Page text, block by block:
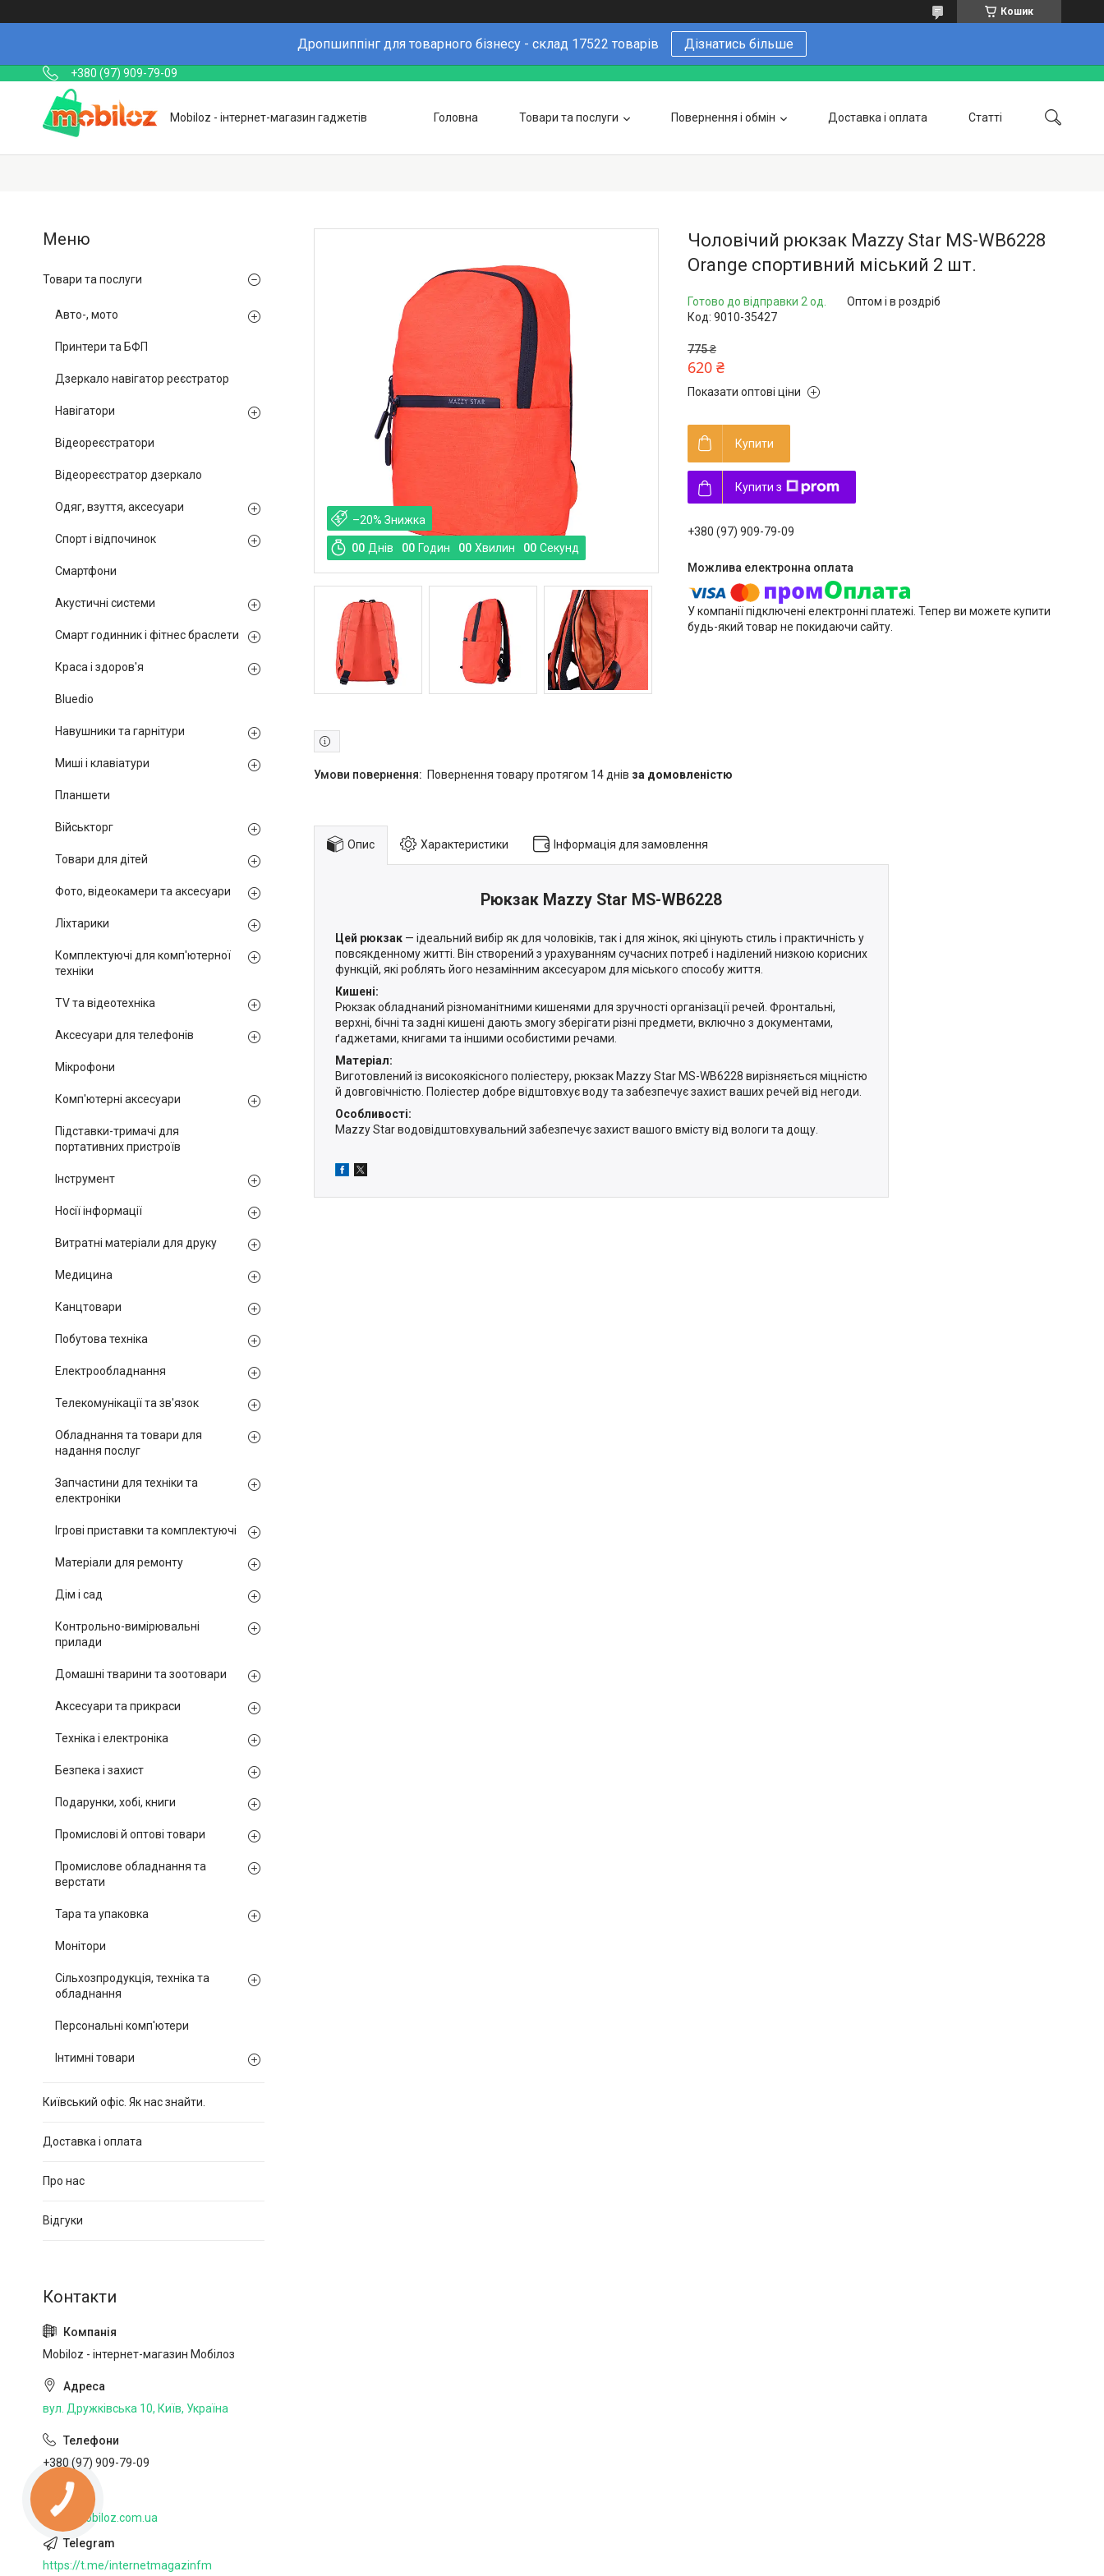
Кошик
Дропшиппінг для товарного бізнесу - склад 17522 товарів Дізнатись більше
+380 (97) 909-79-09
Mobiloz - інтернет-магазин гаджетів Головна Товари та послуги Повернення і обмін Доставка і оплата Статті
Оптовим покупцям Напишіть нам в Telegram Фотогалерея
–20%
00 Днів 00 Годин 00 Хвилин 00 Секунд
Чоловічий рюкзак Mazzy Star MS-WB6228
Orange спортивний міський 2 шт.
Готово до відправки 2 од.
Оптом і в роздріб
Код: 9010-35427
775 ₴
620 ₴
Показати оптові ціни
Купити
Купити з
+380 (97) 909-79-09
У компанії підключені електронні платежі. Тепер ви можете купити
будь-який товар не покидаючи сайту.
повернення товару протягом 14 днів за домовленістю
Опис Характеристики Інформація для замовлення
Рюкзак Mazzy Star MS-WB6228
Цей рюкзак — ідеальний вибір як для чоловіків, так і для жінок, які цінують стиль і практичність у
повсякденному житті. Він створений з урахуванням сучасних потреб і наділений низкою корисних
функцій, які роблять його незамінним аксесуаром для міського способу життя.
Кишені:
Рюкзак обладнаний різноманітними кишенями для зручності організації речей. Фронтальні,
верхні, бічні та задні кишені дають змогу зберігати різні предмети, включно з документами,
ґаджетами, книгами та іншими особистими речами.
Матеріал:
Виготовлений із високоякісного поліестеру, рюкзак Mazzy Star MS-WB6228 вирізняється міцністю
й довговічністю. Поліестер добре відштовхує воду та забезпечує захист ваших речей від негоди.
Особливості:
Mazzy Star водовідштовхувальний забезпечує захист вашого вмісту від вологи та дощу.
Товари та послуги
Авто-, мото
Принтери та БФП
Дзеркало навігатор реєстратор
Навігатори
Відеореєстратори
Відеореєстратор дзеркало
Одяг, взуття, аксесуари
Спорт і відпочинок
Смартфони
Акустичні системи
Смарт годинник і фітнес браслети
Краса і здоров'я
Bluedio
Навушники та гарнітури
Миші і клавіатури
Планшети
Військторг
Товари для дітей
Фото, відеокамери та аксесуари
Ліхтарики
Комплектуючі для комп'ютерної
техніки
TV та відеотехніка
Аксесуари для телефонів
Мікрофони
Комп'ютерні аксесуари
Підставки-тримачі для
портативних пристроїв
Інструмент
Носії інформації
Витратні матеріали для друку
Медицина
Канцтовари
Побутова техніка
Електрообладнання
Телекомунікації та зв'язок
Обладнання та товари для
надання послуг
Запчастини для техніки та
електроніки
Ігрові приставки та комплектуючі
Матеріали для ремонту
Дім і сад
Контрольно-вимірювальні
прилади
Домашні тварини та зоотовари
Аксесуари та прикраси
Техніка і електроніка
Безпека і захист
Подарунки, хобі, книги
Промислові й оптові товари
Промислове обладнання та
верстати
Тара та упаковка
Монітори
Сільхозпродукція, техніка та
обладнання
Персональні комп'ютери
Інтимні товари
Київський офіс. Як нас знайти.
Доставка і оплата
Про нас
Відгуки
Mobiloz - інтернет-магазин Мобілоз
вул. Дружківська 10, Київ, Україна
+380 (97) 909-79-09
http://mobiloz.com.ua
https://t.me/internetmagazinfm